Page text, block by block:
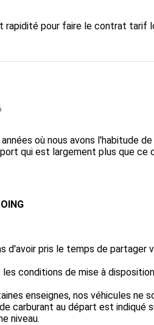
rapidité pour faire le contrat
où nous avons l'habitude
qui est largement plus que ce
d'avoir pris le temps de partager
conditions de mise à
enseignes, nos véhicules
carburant au départ est
niveau.